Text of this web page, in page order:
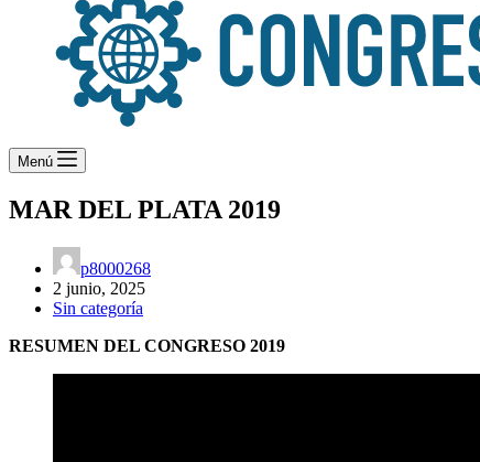
Menú
MAR DEL PLATA 2019
p8000268
2 junio, 2025
Sin categoría
RESUMEN DEL CONGRESO 2019